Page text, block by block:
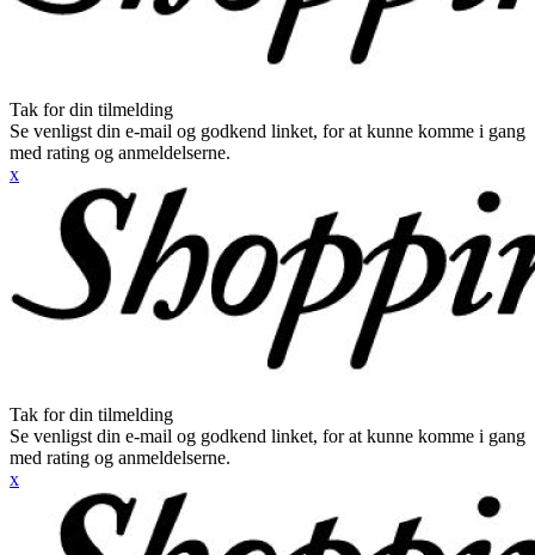
Tak for din tilmelding
Se venligst din e-mail og godkend linket, for at kunne komme i gang
med rating og anmeldelserne.
x
Tak for din tilmelding
Se venligst din e-mail og godkend linket, for at kunne komme i gang
med rating og anmeldelserne.
x